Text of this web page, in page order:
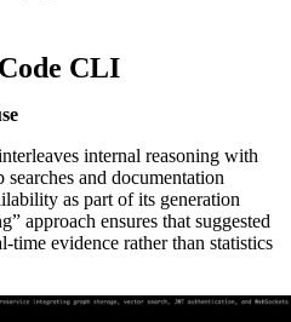
CLI
internal reasoning with
and documentation
as part of its generation
approach ensures that suggested
time evidence rather than statistics